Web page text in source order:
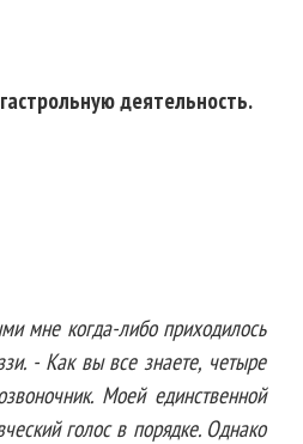
деятельность.
мне когда-либо приходилось
- Как вы все знаете, четыре
Моей единственной
голос в порядке. Однако